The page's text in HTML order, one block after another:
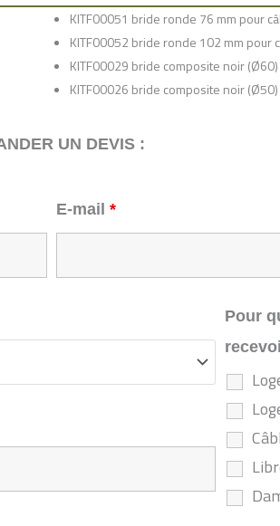
KITF00051 bride ronde 76 mm pour
KITF00052 bride ronde 102 mm pour
KITF00029 bride composite noir
KITF00026 bride composite noir
UN DEVIS :
E-mail *
Pour